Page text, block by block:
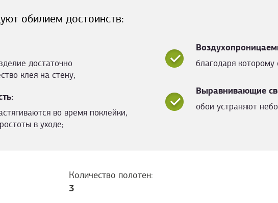
обилием достоинств:
достаточно
клея на стену;
благодаря
Выравнивающие
обои устраняют
во время поклейки,
в уходе;
Количество полотен:
3